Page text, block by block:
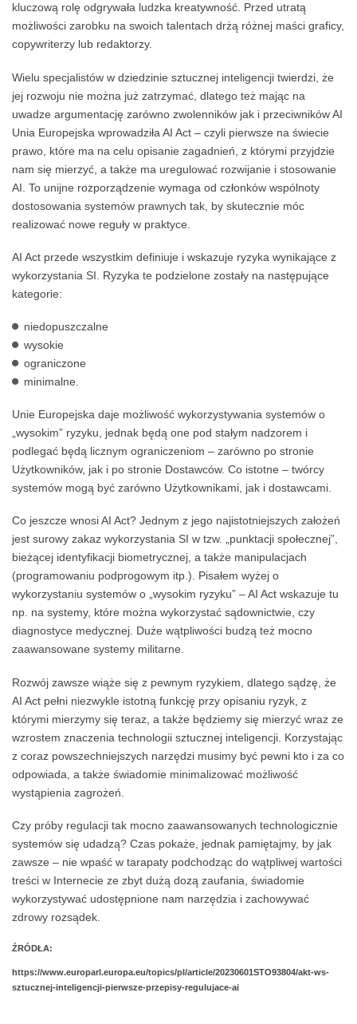
kluczową rolę odgrywała ludzka kreatywność. Przed utratą
możliwości zarobku na swoich talentach drżą różnej maści graficy,
copywriterzy lub redaktorzy.
Wielu specjalistów w dziedzinie sztucznej inteligencji twierdzi, że
jej rozwoju nie można już zatrzymać, dlatego też mając na
uwadze argumentację zarówno zwolenników jak i przeciwników AI
Unia Europejska wprowadziła AI Act – czyli pierwsze na świecie
prawo, które ma na celu opisanie zagadnień, z którymi przyjdzie
nam się mierzyć, a także ma uregulować rozwijanie i stosowanie
AI. To unijne rozporządzenie wymaga od członków wspólnoty
dostosowania systemów prawnych tak, by skutecznie móc
realizować nowe reguły w praktyce.
AI Act przede wszystkim definiuje i wskazuje ryzyka wynikające z
wykorzystania SI. Ryzyka te podzielone zostały na następujące
kategorie:
niedopuszczalne
wysokie
ograniczone
minimalne.
Unie Europejska daje możliwość wykorzystywania systemów o
„wysokim” ryzyku, jednak będą one pod stałym nadzorem i
podlegać będą licznym ograniczeniom – zarówno po stronie
Użytkowników, jak i po stronie Dostawców. Co istotne – twórcy
systemów mogą być zarówno Użytkownikami, jak i dostawcami.
Co jeszcze wnosi AI Act? Jednym z jego najistotniejszych założeń
jest surowy zakaz wykorzystania SI w tzw. „punktacji społecznej”,
bieżącej identyfikacji biometrycznej, a także manipulacjach
(programowaniu podprogowym itp.). Pisałem wyżej o
wykorzystaniu systemów o „wysokim ryzyku” – AI Act wskazuje tu
np. na systemy, które można wykorzystać sądownictwie, czy
diagnostyce medycznej. Duże wątpliwości budzą też mocno
zaawansowane systemy militarne.
Rozwój zawsze wiąże się z pewnym ryzykiem, dlatego sądzę, że
AI Act pełni niezwykle istotną funkcję przy opisaniu ryzyk, z
którymi mierzymy się teraz, a także będziemy się mierzyć wraz ze
wzrostem znaczenia technologii sztucznej inteligencji. Korzystając
z coraz powszechniejszych narzędzi musimy być pewni kto i za co
odpowiada, a także świadomie minimalizować możliwość
wystąpienia zagrożeń.
Czy próby regulacji tak mocno zaawansowanych technologicznie
systemów się udadzą? Czas pokaże, jednak pamiętajmy, by jak
zawsze – nie wpaść w tarapaty podchodząc do wątpliwej wartości
treści w Internecie ze zbyt dużą dozą zaufania, świadomie
wykorzystywać udostępnione nam narzędzia i zachowywać
zdrowy rozsądek.
ŹRÓDŁA:
https://www.europarl.europa.eu/topics/pl/article/20230601STO93804/akt-ws-
sztucznej-inteligencji-pierwsze-przepisy-regulujace-ai